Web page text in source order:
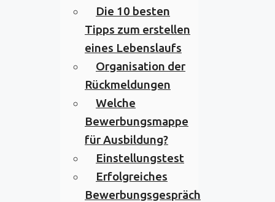
Die 10 besten
Tipps zum erstellen
eines Lebenslaufs
Organisation der
Rückmeldungen
Welche
Bewerbungsmappe
für Ausbildung?
Einstellungstest
Erfolgreiches
Bewerbungsgespräch